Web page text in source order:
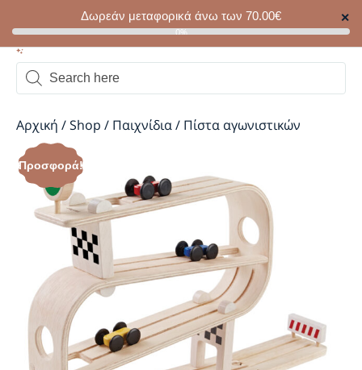
Δωρεάν μεταφορικά άνω των 70.00€ ✕
0%
Αρχική /Shop / Παιχνίδια/ Πίστα αγωνιστικών
Προσφορά!